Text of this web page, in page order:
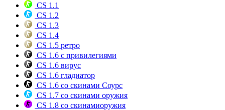
CS 1.1
CS 1.2
CS 1.3
CS 1.4
CS 1.5 ретро
CS 1.6 с привилегиями
CS 1.6 вирус
CS 1.6 гладиатор
CS 1.6 со скинами Соурс
CS 1.7 со скинами оружия
CS 1.8 со скинамиоружия